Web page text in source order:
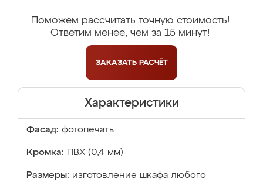
Поможем рассчитать точную стоимость!
Ответим менее, чем за 15 минут!
ЗАКАЗАТЬ РАСЧЁТ
Характеристики
Фасад: фотопечать
Кромка: ПВХ (0,4 мм)
Размеры: изготовление шкафа любого